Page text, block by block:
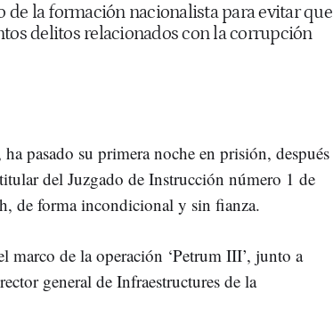
de la formación nacionalista para evitar que
delitos relacionados con la corrupción
pasado su primera noche en prisión, después
del Juzgado de Instrucción número 1 de
de forma incondicional y sin fianza.
marco de la operación ‘Petrum III’, junto a
general de Infraestructures de la